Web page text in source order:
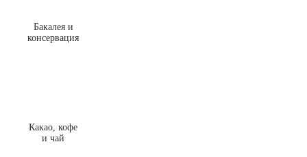
Бакалея и
консервация
Какао, кофе
и чай